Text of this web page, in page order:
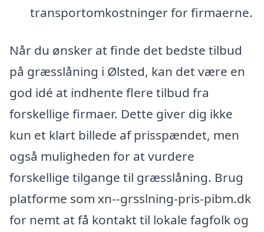
transportomkostninger for firmaerne.
Når du ønsker at finde det bedste tilbud
på græsslåning i Ølsted, kan det være en
god idé at indhente flere tilbud fra
forskellige firmaer. Dette giver dig ikke
kun et klart billede af prisspændet, men
også muligheden for at vurdere
forskellige tilgange til græsslåning. Brug
platforme som xn--grsslning-pris-pibm.dk
for nemt at få kontakt til lokale fagfolk og